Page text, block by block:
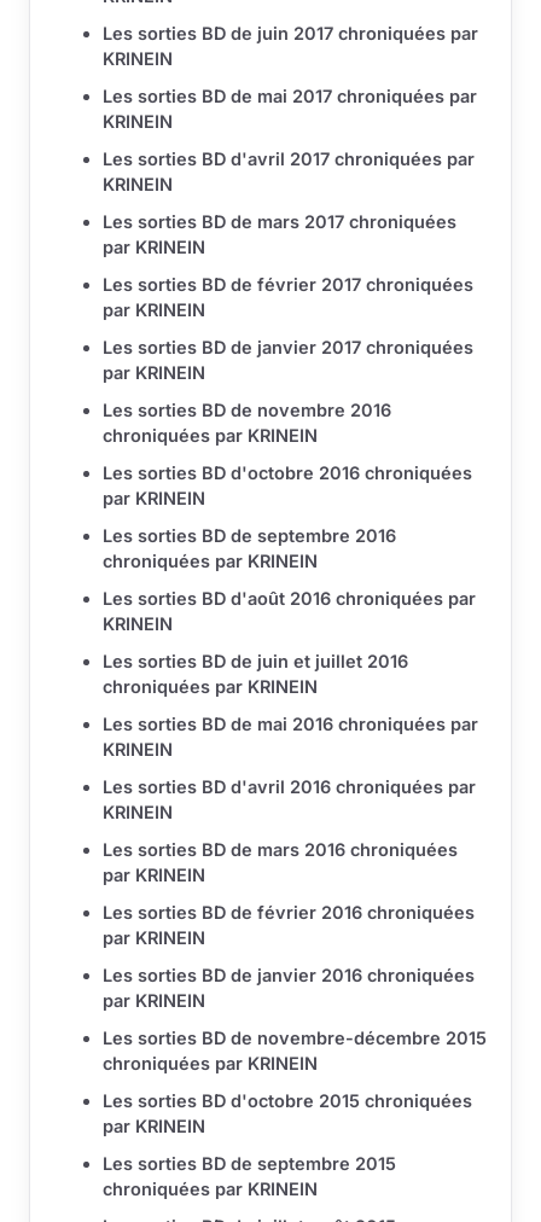
Les sorties BD de juin 2017 chroniquées par
KRINEIN
Les sorties BD de mai 2017 chroniquées par
KRINEIN
Les sorties BD d'avril 2017 chroniquées par
KRINEIN
Les sorties BD de mars 2017 chroniquées
par KRINEIN
Les sorties BD de février 2017 chroniquées
par KRINEIN
Les sorties BD de janvier 2017 chroniquées
par KRINEIN
Les sorties BD de novembre 2016
chroniquées par KRINEIN
Les sorties BD d'octobre 2016 chroniquées
par KRINEIN
Les sorties BD de septembre 2016
chroniquées par KRINEIN
Les sorties BD d'août 2016 chroniquées par
KRINEIN
Les sorties BD de juin et juillet 2016
chroniquées par KRINEIN
Les sorties BD de mai 2016 chroniquées par
KRINEIN
Les sorties BD d'avril 2016 chroniquées par
KRINEIN
Les sorties BD de mars 2016 chroniquées
par KRINEIN
Les sorties BD de février 2016 chroniquées
par KRINEIN
Les sorties BD de janvier 2016 chroniquées
par KRINEIN
Les sorties BD de novembre-décembre 2015
chroniquées par KRINEIN
Les sorties BD d'octobre 2015 chroniquées
par KRINEIN
Les sorties BD de septembre 2015
chroniquées par KRINEIN